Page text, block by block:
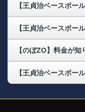
【のぼZO】料金が知